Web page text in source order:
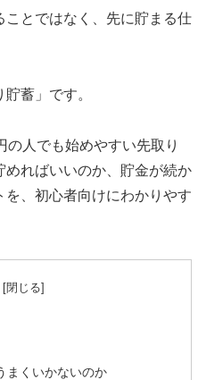
とではなく、先に貯まる仕
蓄」です。
の人でも始めやすい先取り
ればいいのか、貯金が続か
、初心者向けにわかりやす
まくいかないのか